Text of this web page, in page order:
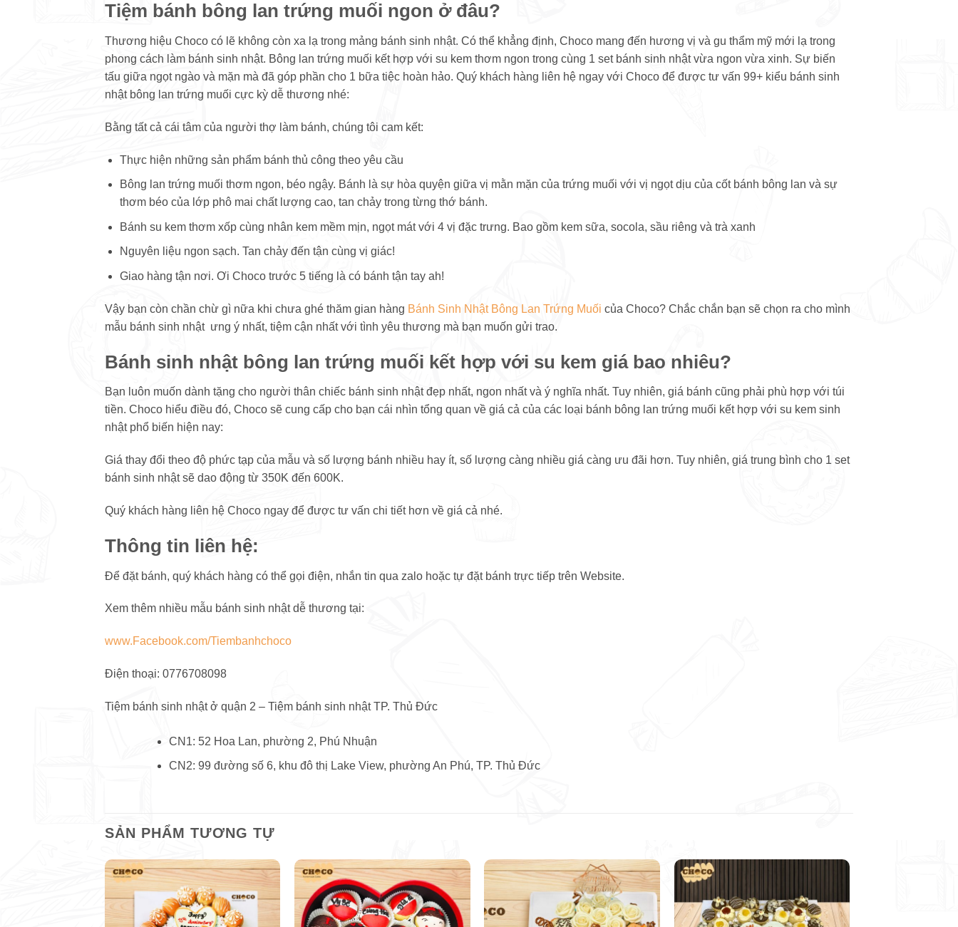
Tiệm bánh bông lan trứng muối ngon ở đâu?
Thương hiệu Choco có lẽ không còn xa lạ trong mảng bánh sinh nhật. Có thể khẳng định, Choco mang đến hương vị và gu thẩm mỹ mới lạ trong
phong cách làm bánh sinh nhật. Bông lan trứng muối kết hợp với su kem thơm ngon trong cùng 1 set bánh sinh nhật vừa ngon vừa xinh. Sự biến
tấu giữa ngọt ngào và mặn mà đã góp phần cho 1 bữa tiệc hoàn hảo. Quý khách hàng liên hệ ngay với Choco để được tư vấn 99+ kiểu bánh sinh
nhật bông lan trứng muối cực kỳ dễ thương nhé:
Bằng tất cả cái tâm của người thợ làm bánh, chúng tôi cam kết:
Thực hiện những sản phẩm bánh thủ công theo yêu cầu
Bông lan trứng muối thơm ngon, béo ngậy. Bánh là sự hòa quyện giữa vị mằn mặn của trứng muối với vị ngọt dịu của cốt bánh bông lan và sự
thơm béo của lớp phô mai chất lượng cao, tan chảy trong từng thớ bánh.
Bánh su kem thơm xốp cùng nhân kem mềm mịn, ngọt mát với 4 vị đặc trưng. Bao gồm kem sữa, socola, sầu riêng và trà xanh
Nguyên liệu ngon sạch. Tan chảy đến tận cùng vị giác!
Giao hàng tận nơi. Ơi Choco trước 5 tiếng là có bánh tận tay ah!
Vậy bạn còn chần chừ gì nữa khi chưa ghé thăm gian hàng Bánh Sinh Nhật Bông Lan Trứng Muối của Choco? Chắc chắn bạn sẽ chọn ra cho mình
mẫu bánh sinh nhật ưng ý nhất, tiệm cận nhất với tình yêu thương mà bạn muốn gửi trao.
Bánh sinh nhật bông lan trứng muối kết hợp với su kem giá bao nhiêu?
Bạn luôn muốn dành tặng cho người thân chiếc bánh sinh nhật đẹp nhất, ngon nhất và ý nghĩa nhất. Tuy nhiên, giá bánh cũng phải phù hợp với túi
tiền. Choco hiểu điều đó, Choco sẽ cung cấp cho bạn cái nhìn tổng quan về giá cả của các loại bánh bông lan trứng muối kết hợp với su kem sinh
nhật phổ biến hiện nay:
Giá thay đổi theo độ phức tạp của mẫu và số lượng bánh nhiều hay ít, số lượng càng nhiều giá càng ưu đãi hơn. Tuy nhiên, giá trung bình cho 1 set
bánh sinh nhật sẽ dao động từ 350K đến 600K.
Quý khách hàng liên hệ Choco ngay để được tư vấn chi tiết hơn về giá cả nhé.
Thông tin liên hệ:
Để đặt bánh, quý khách hàng có thể gọi điện, nhắn tin qua zalo hoặc tự đặt bánh trực tiếp trên Website.
Xem thêm nhiều mẫu bánh sinh nhật dễ thương tại:
www.Facebook.com/Tiembanhchoco
Điện thoại: 0776708098
Tiệm bánh sinh nhật ở quận 2 – Tiệm bánh sinh nhật TP. Thủ Đức
CN1: 52 Hoa Lan, phường 2, Phú Nhuận
CN2: 99 đường số 6, khu đô thị Lake View, phường An Phú, TP. Thủ Đức
SẢN PHẨM TƯƠNG TỰ